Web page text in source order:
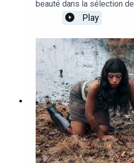
beauté dans la sélection
Young - From Down
pleutSon Lux -
- The Anchor SongThe
Play